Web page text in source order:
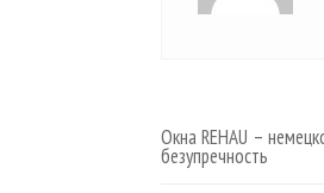
Окна REHAU –
безупречность